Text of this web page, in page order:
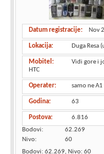
Datum registracije Nov
Lokacija Duga Resa
Mobitel
Vidi gore i
HTC
Operater samo ne A1
Godina 63
Postova
6.816
Bodovi
62.269
Nivo
60
Bodovi: 62.269, Nivo: 60